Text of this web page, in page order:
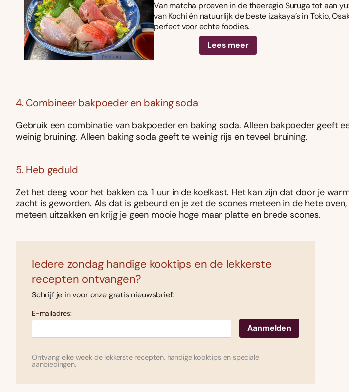
Van matcha proeven in de theeregio Suruga tot aan
van Kochi én natuurlijk de beste izakaya’s in Tokio,
perfect voor echte foodies.
Lees meer
4. Combineer bakpoeder en baking soda
Gebruik een combinatie van bakpoeder en baking soda. Alleen bakpoeder geeft
weinig bruining. Alleen baking soda geeft te weinig rijs en teveel bruining.
5. Heb geduld
Zet het deeg voor het bakken ca. 1 uur in de koelkast. Het kan zijn dat door je
zacht is geworden. Als dat is gebeurd en je zet de scones meteen in de hete
meteen uitzakken en krijg je geen mooie hoge maar platte en brede scones.
Iedere zondag handige kooktips en de lekkerste
recepten ontvangen?
Schrijf je in voor onze gratis nieuwsbrief:
E-mailadres:
Ontvang elke week de lekkerste recepten, handige kooktips en speciale
aanbiedingen.